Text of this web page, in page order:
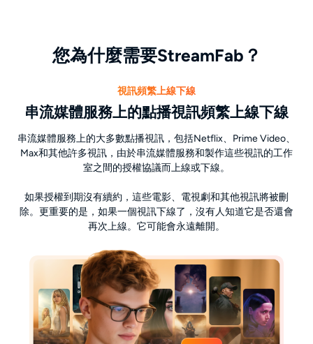
您為什麼需要StreamFab？
視訊頻繁上線下線
串流媒體服務上的點播視訊頻繁上線下線
串流媒體服務上的大多數點播視訊，包括Netflix、Prime Video、
Max和其他許多視訊，由於串流媒體服務和製作這些視訊的工作
室之間的授權協議而上線或下線。
如果授權到期沒有續約，這些電影、電視劇和其他視訊將被刪
除。更重要的是，如果一個視訊下線了，沒有人知道它是否還會
再次上線。它可能會永遠離開。